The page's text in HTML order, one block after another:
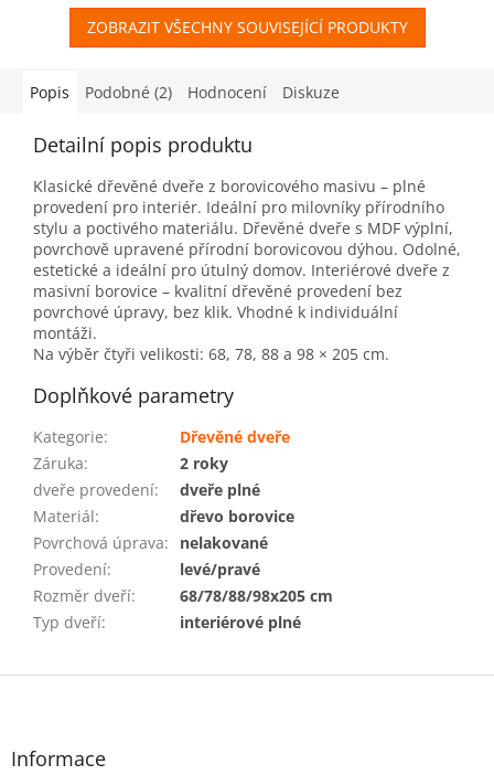
ZOBRAZIT VŠECHNY SOUVISEJÍCÍ PRODUKTY
Popis Podobné (2) Hodnocení Diskuze
Detailní popis produktu
Klasické dřevěné dveře z borovicového masivu – plné
provedení pro interiér. Ideální pro milovníky přírodního
stylu a poctivého materiálu. Dřevěné dveře s MDF výplní,
povrchově upravené přírodní borovicovou dýhou. Odolné,
estetické a ideální pro útulný domov. Interiérové dveře z
masivní borovice – kvalitní dřevěné provedení bez
povrchové úpravy, bez klik. Vhodné k individuální
montáži.
Na výběr čtyři velikosti: 68, 78, 88 a 98 × 205 cm.
Doplňkové parametry
Kategorie:
Dřevěné dveře
Záruka:
2 roky
dveře provedení:
dveře plné
Materiál:
dřevo borovice
Povrchová úprava:
nelakované
Provedení:
levé/pravé
Rozměr dveří:
68/78/88/98x205 cm
Typ dveří: interiérové plné
Z
Informace